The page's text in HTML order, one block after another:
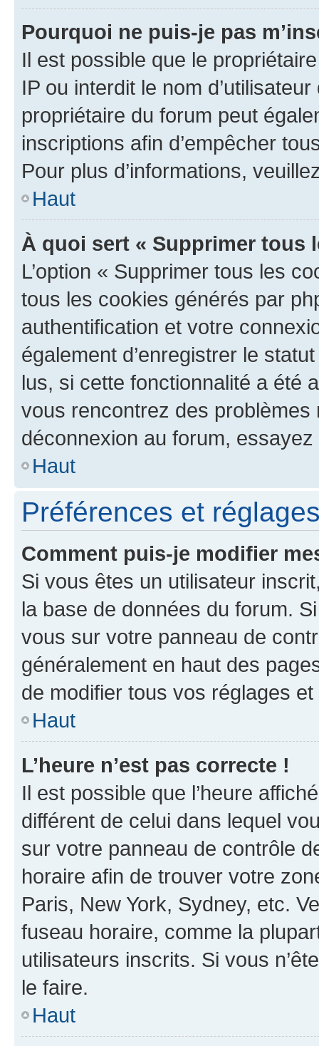
Pourquoi ne puis-je pas
Il est possible que le
IP ou interdit le nom
propriétaire du forum peut
inscriptions afin d’empêcher
Pour plus d’informations,
Haut
À quoi sert « Supprimer tous
L’option « Supprimer tous les
tous les cookies générés par
authentification et votre
également d’enregistrer le
lus, si cette fonctionnalité a été
vous rencontrez des
déconnexion au forum,
Haut
Préférences et
Comment puis-je modifier
Si vous êtes un utilisateur
la base de données du forum.
vous sur votre panneau de
généralement en haut des
de modifier tous vos réglages
Haut
L’heure n’est pas correcte !
Il est possible que l’heure
différent de celui dans lequel
sur votre panneau de contrôle
horaire afin de trouver votre
Paris, New York, Sydney, etc.
fuseau horaire, comme la
utilisateurs inscrits. Si vous
le faire.
Haut